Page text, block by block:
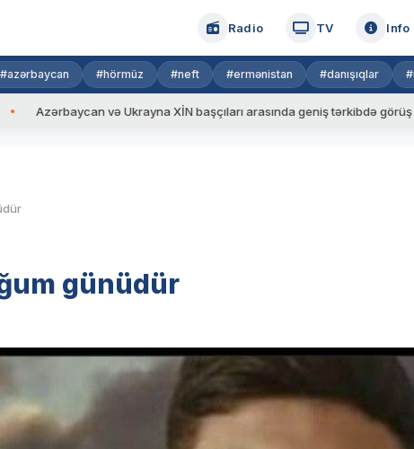
Radio TV Info
#azərbaycan #hörmüz #neft #ermənistan #danışıqlar
və Ukrayna XİN başçıları arasında geniş tərkibdə görüş keçirilib
günüdür